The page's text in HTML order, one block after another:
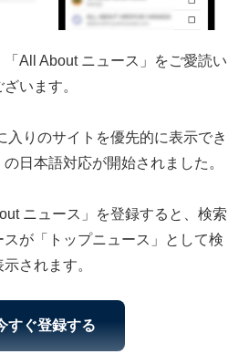
All About ニュース」をご愛読い
います。
入りのサイトを優先的に表示でき
日本語対応が開始されました。
ニュース」を登録する と、検索
が「トップニュース」として検
されます。
すぐ登録する